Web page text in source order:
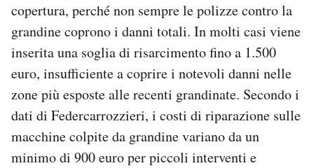
copertura, perché non sempre le polizze contro la
grandine coprono i danni totali. In molti casi viene
inserita una soglia di risarcimento fino a 1.500
euro, insufficiente a coprire i notevoli danni nelle
zone più esposte alle recenti grandinate. Secondo i
dati di Federcarrozzieri, i costi di riparazione sulle
macchine colpite da grandine variano da un
minimo di 900 euro per piccoli interventi e